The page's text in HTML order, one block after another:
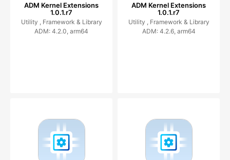
ADM Kernel Extensions
1.0.1.r7
Utility , Framework & Library
ADM: 4.2.0, arm64
ADM Kernel Extensions
1.0.1.r7
Utility , Framework & Library
ADM: 4.2.6, arm64